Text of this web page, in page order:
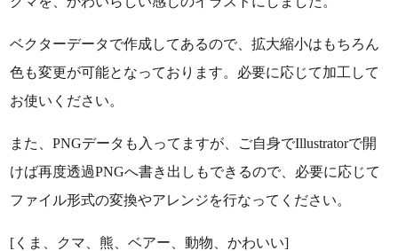
ベクターデータで作成してあるので、拡大縮小はもちろん
色も変更が可能となっております。必要に応じて加工して
お使いください。
また、PNGデータも入ってますが、ご自身でIllustratorで開
けば再度透過PNGへ書き出しもできるので、必要に応じて
ファイル形式の変換やアレンジを行なってください。
[くま、クマ、熊、ベアー、動物、かわいい]